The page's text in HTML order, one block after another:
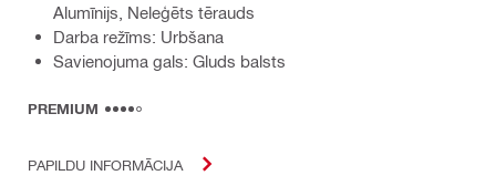
Alumīnijs, Neleģēts tērauds
Darba režīms: Urbšana
Savienojuma gals: Gluds balsts
PREMIUM
PAPILDU INFORMĀCIJA